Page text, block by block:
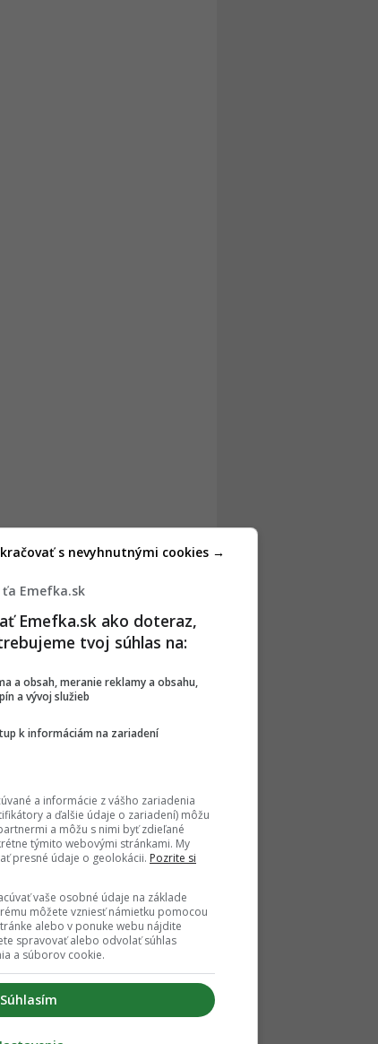
Emefka.sk
Emefka.sk ako doteraz,
tvoj súhlas na:
a obsah, meranie reklamy a obsahu,
a vývoj služieb
k informáciám na zariadení
a informácie z vášho zariadenia
a ďalšie údaje o zariadení) môžu
a môžu s nimi byť zdieľané
týmito webovými stránkami. My
presné údaje o geolokácii. Pozrite si
vaše osobné údaje na základe
môžete vzniesť námietku pomocou
alebo v ponuke webu nájdite
spravovať alebo odvolať súhlas
a súborov cookie.
Súhlasím
s nevyhnutnými cookies →